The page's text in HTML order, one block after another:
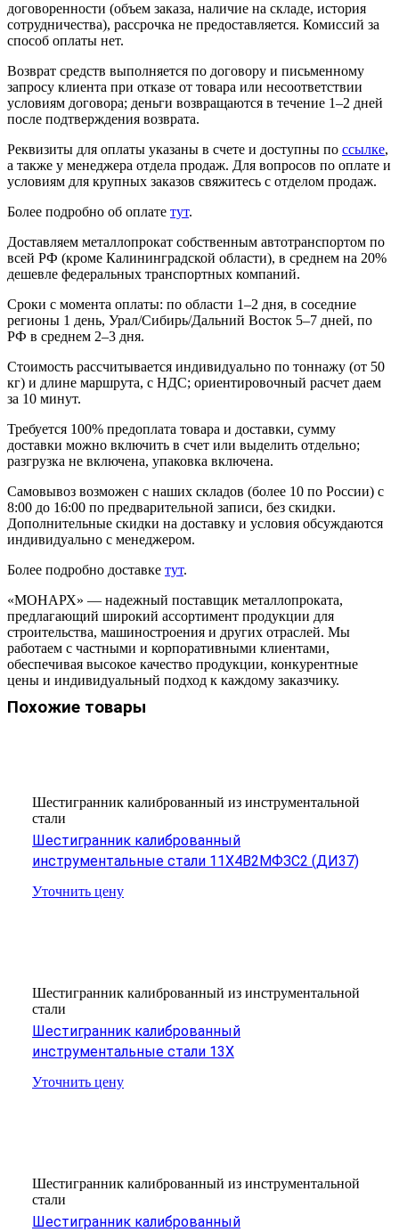
договоренности (объем заказа, наличие на складе, история
сотрудничества), рассрочка не предоставляется. Комиссий за
способ оплаты нет.
Возврат средств выполняется по договору и письменному
запросу клиента при отказе от товара или несоответствии
условиям договора; деньги возвращаются в течение 1–2 дней
после подтверждения возврата.
Реквизиты для оплаты указаны в счете и доступны по ссылке,
а также у менеджера отдела продаж. Для вопросов по оплате и
условиям для крупных заказов свяжитесь с отделом продаж.
Более подробно об оплате тут.
Доставляем металлопрокат собственным автотранспортом по
всей РФ (кроме Калининградской области), в среднем на 20%
дешевле федеральных транспортных компаний.
Сроки с момента оплаты: по области 1–2 дня, в соседние
регионы 1 день, Урал/Сибирь/Дальний Восток 5–7 дней, по
РФ в среднем 2–3 дня.
Стоимость рассчитывается индивидуально по тоннажу (от 50
кг) и длине маршрута, с НДС; ориентировочный расчет даем
за 10 минут.
Требуется 100% предоплата товара и доставки, сумму
доставки можно включить в счет или выделить отдельно;
разгрузка не включена, упаковка включена.
Самовывоз возможен с наших складов (более 10 по России) с
8:00 до 16:00 по предварительной записи, без скидки.
Дополнительные скидки на доставку и условия обсуждаются
индивидуально с менеджером.
Более подробно доставке тут.
«МОНАРХ» — надежный поставщик металлопроката,
предлагающий широкий ассортимент продукции для
строительства, машиностроения и других отраслей. Мы
работаем с частными и корпоративными клиентами,
обеспечивая высокое качество продукции, конкурентные
цены и индивидуальный подход к каждому заказчику.
Похожие товары
Шестигранник калиброванный из инструментальной
стали
Шестигранник калиброванный
инструментальные стали 11Х4В2МФЗС2 (ДИ37)
Уточнить цену
Шестигранник калиброванный из инструментальной
стали
Шестигранник калиброванный
инструментальные стали 13Х
Уточнить цену
Шестигранник калиброванный из инструментальной
стали
Шестигранник калиброванный